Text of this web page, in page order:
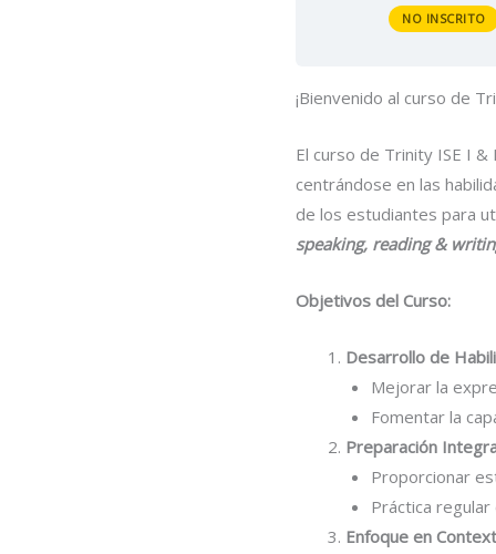
NO INSCRITO
¡Bienvenido al curso de
El curso de Trinity ISE I
centrándose en las
de los estudiantes para
speaking, reading &
Objetivos del Curso:
Desarrollo de
Mejorar la
Fomentar la
Preparación
Proporcionar
Práctica
Enfoque en